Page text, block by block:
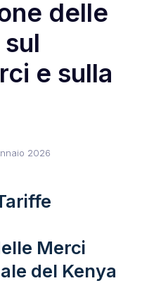
delle
e sulla
2026
Merci
del Kenya